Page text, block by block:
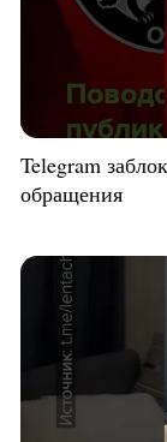
Telegram
обращения